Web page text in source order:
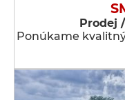
Prodej
Ponúkame